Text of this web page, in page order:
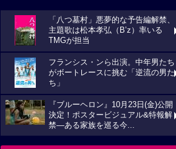
「八つ墓村」悪夢的な予告編解禁、
主題歌は松本孝弘（B’z）率いる
TMGが担当
フランシス・ンら出演。中年男たち
がボートレースに挑む「逆流の男た
ち」
『ブルーヘロン』10月23日(金)公開
決定！ポスタービジュアル&特報解
禁―ある家族を巡る今...